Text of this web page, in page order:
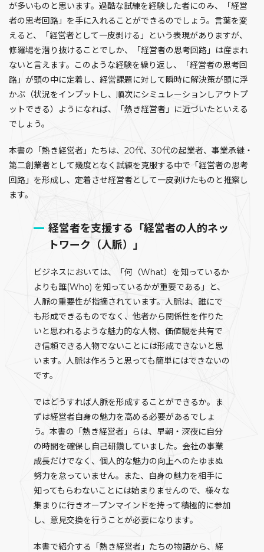
が多いものと思います。過酷な試練を経験した者にのみ、「経営
者の思考回路」を手に入れることができるのでしょう。言葉を変
えると、「経営者として一皮剥ける」という表現がありますが、
修羅場を潜り抜けることでしか、「経営者の思考回路」は産まれ
ないと言えます。このような経験を繰り返し、「経営者の思考回
路」が頭の中に定着し、経営課題に対して瞬時に解決策が頭に浮
かぶ（状況をインプットし、順次にシミュレーションしアウトプ
ットできる）ようになれば、「熱き経営者」に近づいたといえる
でしょう。
本書の「熱き経営者」たちは、20代、30代の起業者、事業承継・
第二創業者として幾度となく試練を克服する中で「経営者の思考
回路」を形成し、定着させ経営者として一皮剥けたものと推察し
ます。
経営者を支援する「経営者の人的ネッ
トワーク（人脈）」
ビジネスにおいては、「何（What）を知っているか
よりも誰(Who) を知っているかが重要である」と、
人脈の重要性が指摘されています。人脈は、誰にで
も形成できるものでなく、他者から関係性を作りた
いと思われるような魅力的な人物、価値観を共有で
き信頼できる人物でないことには形成できないと思
います。人脈は作ろうと思っても簡単にはできないの
です。
ではどうすれば人脈を形成することができるか。ま
ずは経営者自身の魅力を高める必要があるでしょ
う。本書の「熱き経営者」らは、早朝・深夜に自分
の時間を確保し自己研鑽していました。会社の事業
成長だけでなく、個人的な魅力の向上へのたゆまぬ
努力を怠っていません。また、自身の魅力を相手に
知ってもらわないことには始まりませんので、様々な
集まりに行きオープンマインドを持って積極的に参加
し、意見交換を行うことが必要になります。
本書で紹介する「熱き経営者」たちの物語から、経